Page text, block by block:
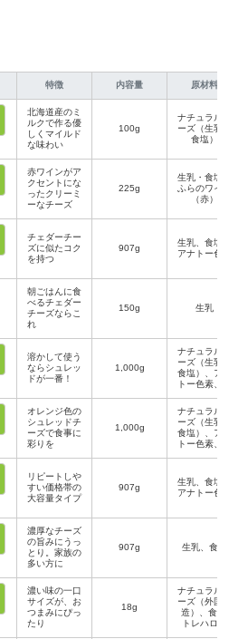
特徴 内容量 原材料
北海道産のミ
ルクで作る優
しくマイルド
な味わい
100g
ナチュラルチ
ーズ（生乳、
食塩）
赤ワインがア
クセントにな
ったクリーミ
ーなチーズ
225g
生乳・食塩・
ふらのワイン
（赤）
チェダーチー
ズに似たコク
を持つ
907g
生乳、食塩、
アナトー色素
朝ごはんに食
べるチェダー
チーズならこ
れ
150g 生乳
溶かして使う
ならシュレッ
ドが一番！
1,000g
ナチュラルチ
ーズ（生乳、
食塩）、アナ
トー色素、セ
オレンジ色の
シュレッドチ
ーズで食事に
彩りを
1,000g
ナチュラルチ
ーズ（生乳、
食塩）、アナ
トー色素、セ
リピートしや
すい価格帯の
大容量タイプ
907g
生乳、食塩、
アナトー色素
濃厚なチーズ
の旨みにうっ
とり。家族の
多い方に
907g 生乳、食塩
濃い味の一口
サイズが、お
つまみにぴっ
たり
18g
ナチュラルチ
ーズ（外国製
造）、食塩/
トレハロー